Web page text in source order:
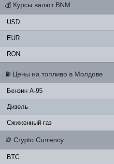
💰 Курсы валют BNM
USD
EUR
RON
⛽ Цены на топливо в Молдове
Бензин A-95
Дизель
Сжиженный газ
🪙 Crypto Currency
BTC